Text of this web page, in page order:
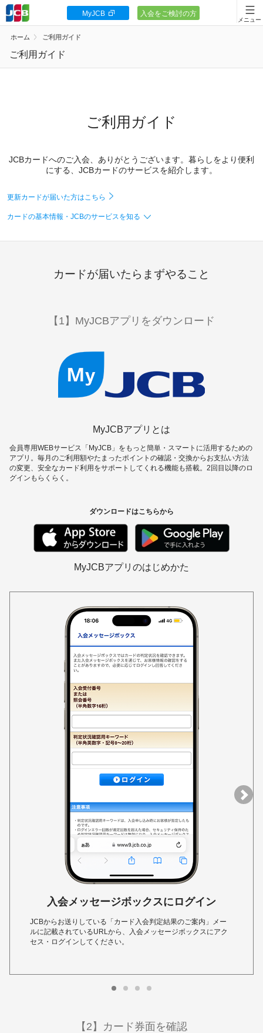
会員向け情報
JCBカードの基本
お客様サポート
カードローン
加盟店のお客様
入会をご検討の方
MyJCB
ホーム ご利用ガイド
ご利用ガイド
ご利用ガイド
JCBカードへのご入会、ありがとうございます。暮らしをより便利
にする、JCBカードのサービスを紹介します。
更新カードが届いた方はこちら
カードの基本情報・JCBのサービスを知る
カードが届いたらまずやること
【1】MyJCBアプリをダウンロード
MyJCBアプリとは
会員専用WEBサービス「MyJCB」をもっと簡単・スマートに活用するための
アプリ。毎月のご利用額やたまったポイントの確認・交換からお支払い方法
の変更、安全なカード利用をサポートしてくれる機能も搭載。2回目以降のロ
グインもらくらく。
ダウンロードはこちらから
MyJCBアプリのはじめかた
入会メッセージボックスにログイン
JCBからお送りしている「カード入会判定結果のご案内」メー
ルに記載されているURLから、入会メッセージボックスにアク
セス・ログインしてください。
【2】カード券面を確認